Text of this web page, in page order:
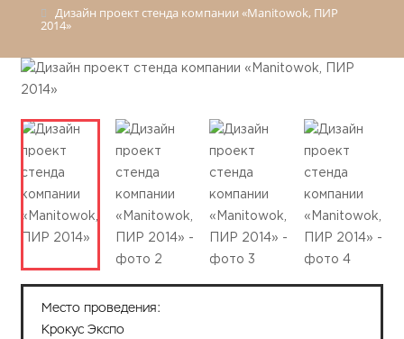
Дизайн проект стенда компании «Manitowok, ПИР
2014»
Место проведения:
Крокус Экспо